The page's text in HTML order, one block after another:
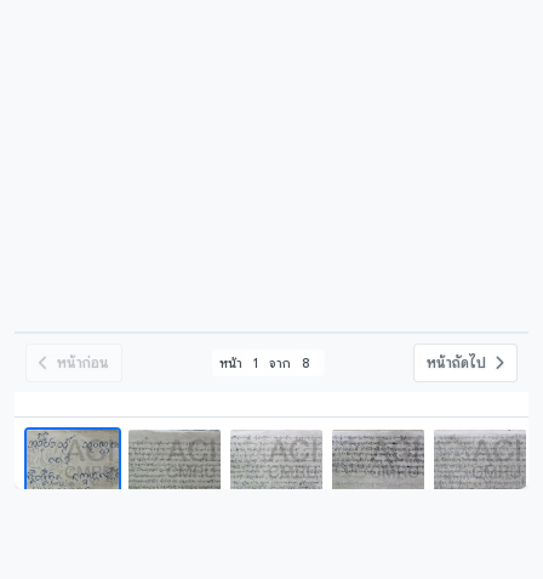
หน้าก่อน หน้า 1 จาก 8 หน้าถัดไป